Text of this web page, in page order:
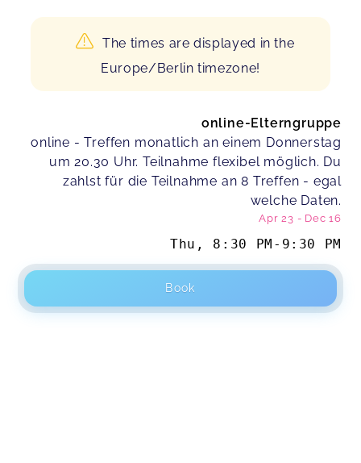
The times are displayed in the
Europe/Berlin timezone!
online-Elterngruppe
online - Treffen monatlich an einem Donnerstag
um 20.30 Uhr. Teilnahme flexibel möglich. Du
zahlst für die Teilnahme an 8 Treffen - egal
welche Daten.
Apr 23 - Dec 16
Thu , 8:30 PM - 9:30 PM
Book